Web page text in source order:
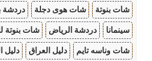
شات بنوتة شات هوى دجلة دردشة
سينمانا دردشة الرياض شات بنوتة
شات وناسه تايم دليل العراق دليل